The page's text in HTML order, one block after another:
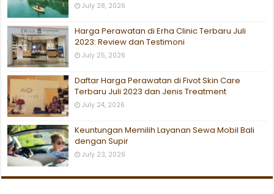
July 28, 2026
Harga Perawatan di Erha Clinic Terbaru Juli
2023: Review dan Testimoni
July 25, 2026
Daftar Harga Perawatan di Fivot Skin Care
Terbaru Juli 2023 dan Jenis Treatment
July 24, 2026
Keuntungan Memilih Layanan Sewa Mobil Bali
dengan Supir
July 23, 2026